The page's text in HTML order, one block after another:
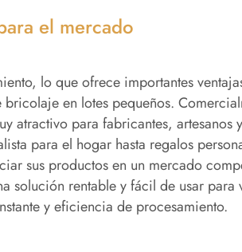
el mercado
lo que ofrece importantes
en lotes pequeños.
para fabricantes, artesanos
para el hogar hasta regalos
sus productos en un mercado
solución rentable y fácil de usar para
y eficiencia de procesamiento.